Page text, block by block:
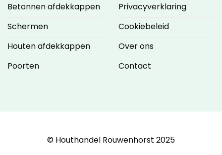
Betonnen afdekkappen
Schermen
Houten afdekkappen
Poorten
Privacyverklaring
Cookiebeleid
Over ons
Contact
© Houthandel Rouwenhorst 2025